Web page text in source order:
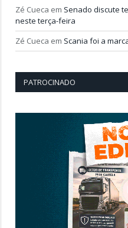
Zé Cueca em Senado discute
neste terça-feira
Zé Cueca em Scania foi a
PATROCINADO